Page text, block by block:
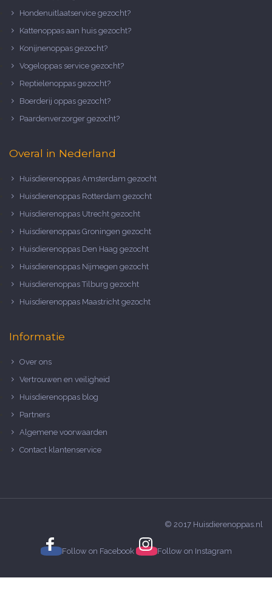
Hondenuitlaatservice gezocht?
Kattenoppas aan huis gezocht?
Konijnenoppas gezocht?
Vogeloppas service gezocht?
Reptielenoppas gezocht?
Boerderij oppas gezocht?
Paardenverzorger gezocht?
Overal in Nederland
Huisdierenoppas Amsterdam gezocht
Huisdierenoppas Rotterdam gezocht
Huisdierenoppas Utrecht gezocht
Huisdierenoppas Groningen gezocht
Huisdierenoppas Den Haag gezocht
Huisdierenoppas Nijmegen gezocht
Huisdierenoppas Tilburg gezocht
Huisdierenoppas Maastricht gezocht
Informatie
Over ons
Vertrouwen en veiligheid
Huisdierenoppas blog
Partners
Algemene voorwaarden
Contact klantenservice
© 2017 Huisdierenoppas.nl
Follow on Facebook Follow on Instagram